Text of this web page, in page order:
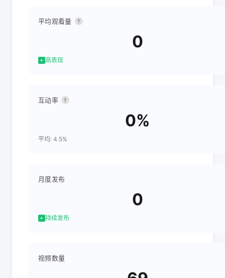
平均观看量 ?
0
高表现
互动率 ?
0%
平均: 4.5%
月度发布
0
持续发布
视频数量